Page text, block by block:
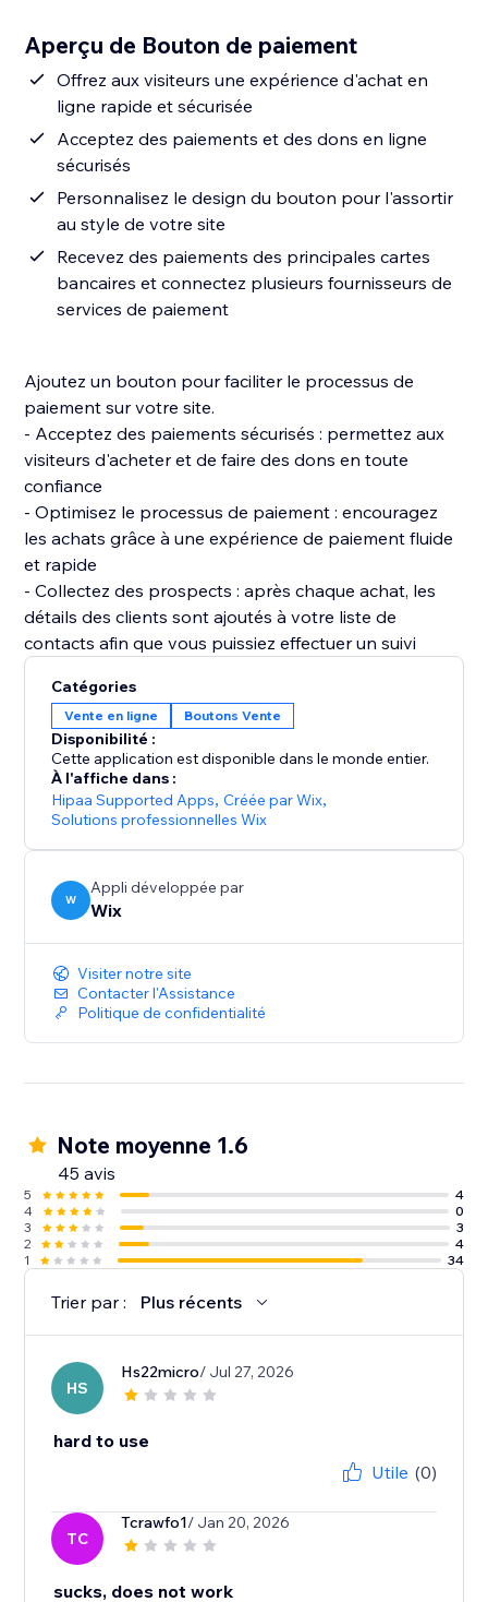
Aperçu de Bouton de paiement
Offrez aux visiteurs une expérience d'achat en
ligne rapide et sécurisée
Acceptez des paiements et des dons en ligne
sécurisés
Personnalisez le design du bouton pour l'assortir
au style de votre site
Recevez des paiements des principales cartes
bancaires et connectez plusieurs fournisseurs de
services de paiement
Ajoutez un bouton pour faciliter le processus de
paiement sur votre site.
- Acceptez des paiements sécurisés : permettez aux
visiteurs d'acheter et de faire des dons en toute
confiance
- Optimisez le processus de paiement : encouragez
les achats grâce à une expérience de paiement fluide
et rapide
- Collectez des prospects : après chaque achat, les
détails des clients sont ajoutés à votre liste de
contacts afin que vous puissiez effectuer un suivi
Catégories
Vente en ligne Boutons Vente
Disponibilité :
Cette application est disponible dans le monde entier.
À l'affiche dans :
Hipaa Supported Apps,Créée par Wix,
Solutions professionnelles Wix
W
Appli développée par
Wix
Visiter notre site
Contacter l'Assistance
Politique de confidentialité
Note moyenne 1.6
45 avis
5
4
4
0
3
3
2
4
1
34
Trier par : Plus récents
HS
Hs22micro/ Jul 27, 2026
hard to use
Utile (0)
TC
Tcrawfo1/ Jan 20, 2026
sucks, does not work